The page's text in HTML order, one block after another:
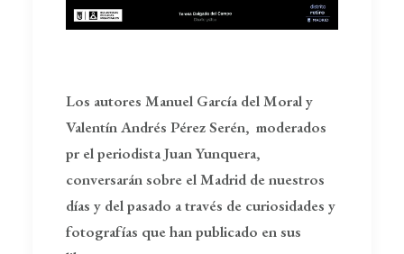
Los autores Manuel García del Moral y
Valentín Andrés Pérez Serén, moderados
pr el periodista Juan Yunquera,
conversarán sobre el Madrid de nuestros
días y del pasado a través de curiosidades y
fotografías que han publicado en sus